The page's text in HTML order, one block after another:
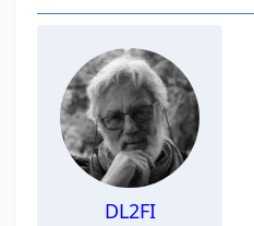
DL2FI